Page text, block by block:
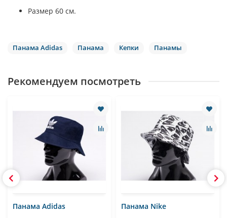
Размер 60 см.
Панама Adidas Панама Кепки Панамы
Рекомендуем посмотреть
Панама Adidas Панама Nike